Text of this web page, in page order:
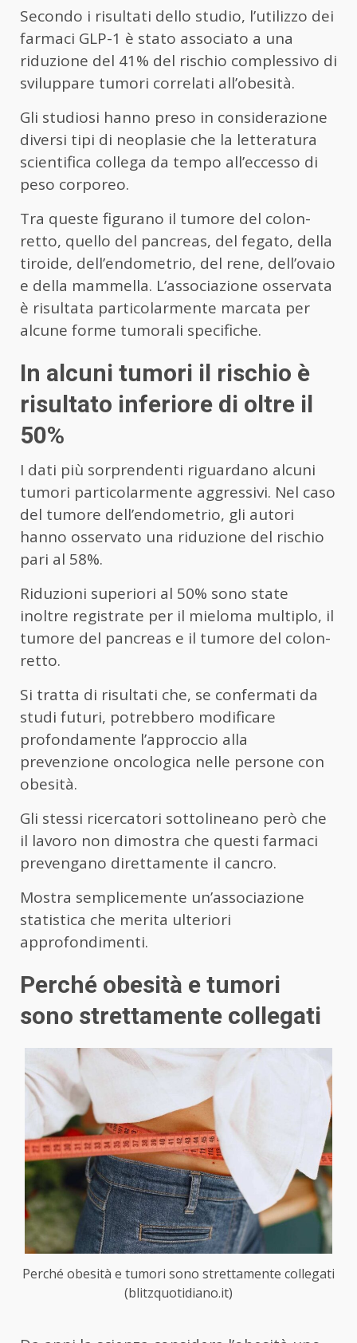
Secondo i risultati dello studio, l’utilizzo dei
farmaci GLP-1 è stato associato a una
riduzione del 41% del rischio complessivo di
sviluppare tumori correlati all’obesità.
Gli studiosi hanno preso in considerazione
diversi tipi di neoplasie che la letteratura
scientifica collega da tempo all’eccesso di
peso corporeo.
Tra queste figurano il tumore del colon-
retto, quello del pancreas, del fegato, della
tiroide, dell’endometrio, del rene, dell’ovaio
e della mammella. L’associazione osservata
è risultata particolarmente marcata per
alcune forme tumorali specifiche.
In alcuni tumori il rischio è
risultato inferiore di oltre il
50%
I dati più sorprendenti riguardano alcuni
tumori particolarmente aggressivi. Nel caso
del tumore dell’endometrio, gli autori
hanno osservato una riduzione del rischio
pari al 58%.
Riduzioni superiori al 50% sono state
inoltre registrate per il mieloma multiplo, il
tumore del pancreas e il tumore del colon-
retto.
Si tratta di risultati che, se confermati da
studi futuri, potrebbero modificare
profondamente l’approccio alla
prevenzione oncologica nelle persone con
obesità.
Gli stessi ricercatori sottolineano però che
il lavoro non dimostra che questi farmaci
prevengano direttamente il cancro.
Mostra semplicemente un’associazione
statistica che merita ulteriori
approfondimenti.
Perché obesità e tumori
sono strettamente collegati
Perché obesità e tumori sono strettamente collegati
(blitzquotidiano.it)